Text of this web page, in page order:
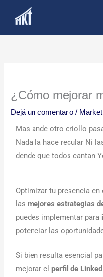
¿Cómo mejorar
Dejá un comentario /
Mas ande otro criollo
Nada la hace recular Ni
dende que todos cantan
Optimizar tu presencia
lasmejores estrategias
puedes implementar para
potenciar las
Si bien resulta esencial
mejorar elperfil de